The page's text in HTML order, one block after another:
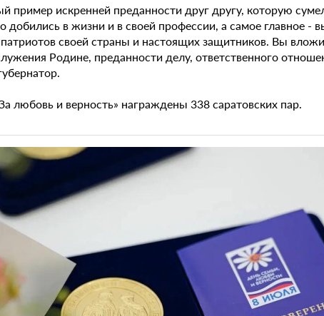
пример искренней преданности друг другу, которую
в жизни и в своей профессии, а самое главное -
своей страны и настоящих защитников. Вы
Родине, преданности делу, ответственного
любовь и верность» награждены 338 саратовских пар.